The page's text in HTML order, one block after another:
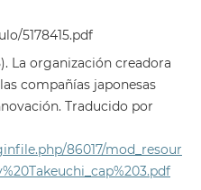
5178415.pdf
La organización creadora
compañías japonesas
Traducido por
86017/mod_resour